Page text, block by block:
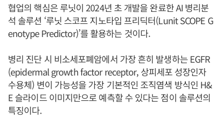
협업의 핵심은 루닛이 2024년 초 개발을 완료한 AI 병리분
석 솔루션 ‘루닛 스코프 지노타입 프리딕터(Lunit SCOPE G
enotype Predictor)’를 활용하는 것이다.
병리 진단 시 비소세포폐암에서 가장 흔히 발생하는 EGFR
(epidermal growth factor receptor, 상피세포 성장인자
수용체) 변이 가능성을 가장 기본적인 조직염색 방식인 H&
E 슬라이드 이미지만으로 예측할 수 있다는 점이 솔루션의
특징이다.